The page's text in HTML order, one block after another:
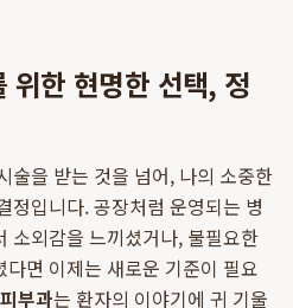
위한 현명한 선택, 정
술을 받는 것을 넘어, 나의 소중한
정입니다. 공장처럼 운영되는 병
소외감을 느끼셨거나, 불필요한
면 이제는 새로운 기준이 필요
부과는 환자의 이야기에 귀 기울